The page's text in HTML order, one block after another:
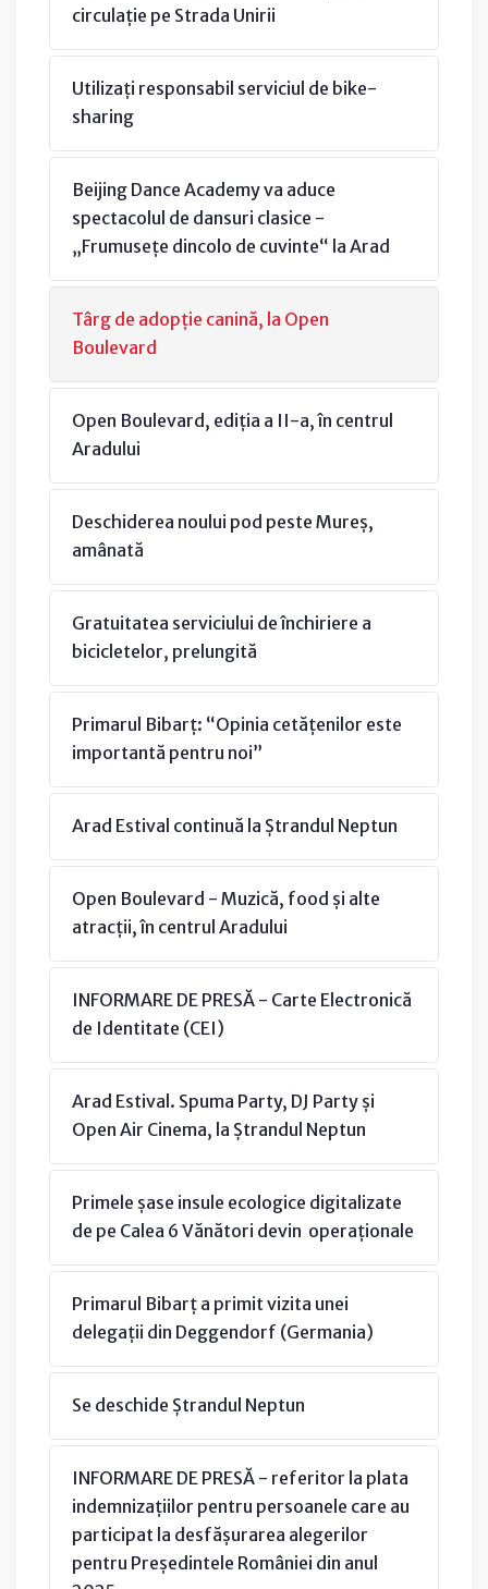
circulație pe Strada Unirii
Utilizați responsabil serviciul de bike-
sharing
Beijing Dance Academy va aduce
spectacolul de dansuri clasice -
„Frumusețe dincolo de cuvinte“ la Arad
Târg de adopție canină, la Open
Boulevard
Open Boulevard, ediția a II-a, în centrul
Aradului
Deschiderea noului pod peste Mureș,
amânată
Gratuitatea serviciului de închiriere a
bicicletelor, prelungită
Primarul Bibarț: “Opinia cetățenilor este
importantă pentru noi”
Arad Estival continuă la Ștrandul Neptun
Open Boulevard - Muzică, food și alte
atracții, în centrul Aradului
INFORMARE DE PRESĂ - Carte Electronică
de Identitate (CEI)
Arad Estival. Spuma Party, DJ Party și
Open Air Cinema, la Ștrandul Neptun
Primele șase insule ecologice digitalizate
de pe Calea 6 Vănători devin operaționale
Primarul Bibarț a primit vizita unei
delegații din Deggendorf (Germania)
Se deschide Ștrandul Neptun
INFORMARE DE PRESĂ - referitor la plata
indemnizațiilor pentru persoanele care au
participat la desfășurarea alegerilor
pentru Președintele României din anul